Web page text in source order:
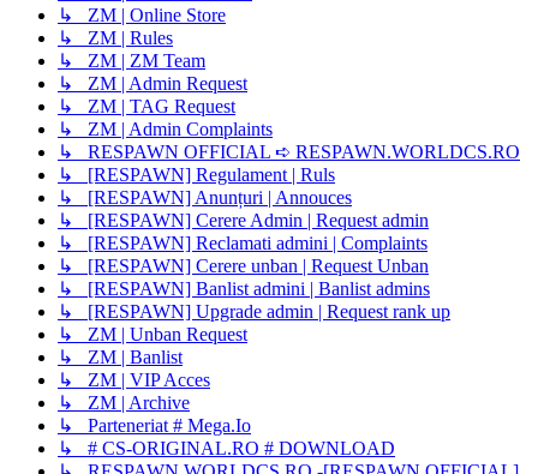
↳ ZM | Online Store
↳ ZM | Rules
↳ ZM | ZM Team
↳ ZM | Admin Request
↳ ZM | TAG Request
↳ ZM | Admin Complaints
↳ RESPAWN OFFICIAL ➪ RESPAWN.WORLDCS.RO
↳ [RESPAWN] Regulament | Ruls
↳ [RESPAWN] Anunțuri | Annouces
↳ [RESPAWN] Cerere Admin | Request admin
↳ [RESPAWN] Reclamati admini | Complaints
↳ [RESPAWN] Cerere unban | Request Unban
↳ [RESPAWN] Banlist admini | Banlist admins
↳ [RESPAWN] Upgrade admin | Request rank up
↳ ZM | Unban Request
↳ ZM | Banlist
↳ ZM | VIP Acces
↳ ZM | Archive
↳ Parteneriat # Mega.Io
↳ # CS-ORIGINAL.RO # DOWNLOAD